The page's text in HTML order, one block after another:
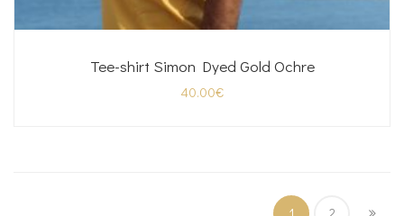
Tee-shirt Simon Dyed Gold Ochre
40.00€